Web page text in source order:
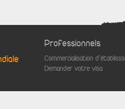
Professionnels
Commercialisation
Demander votre visa